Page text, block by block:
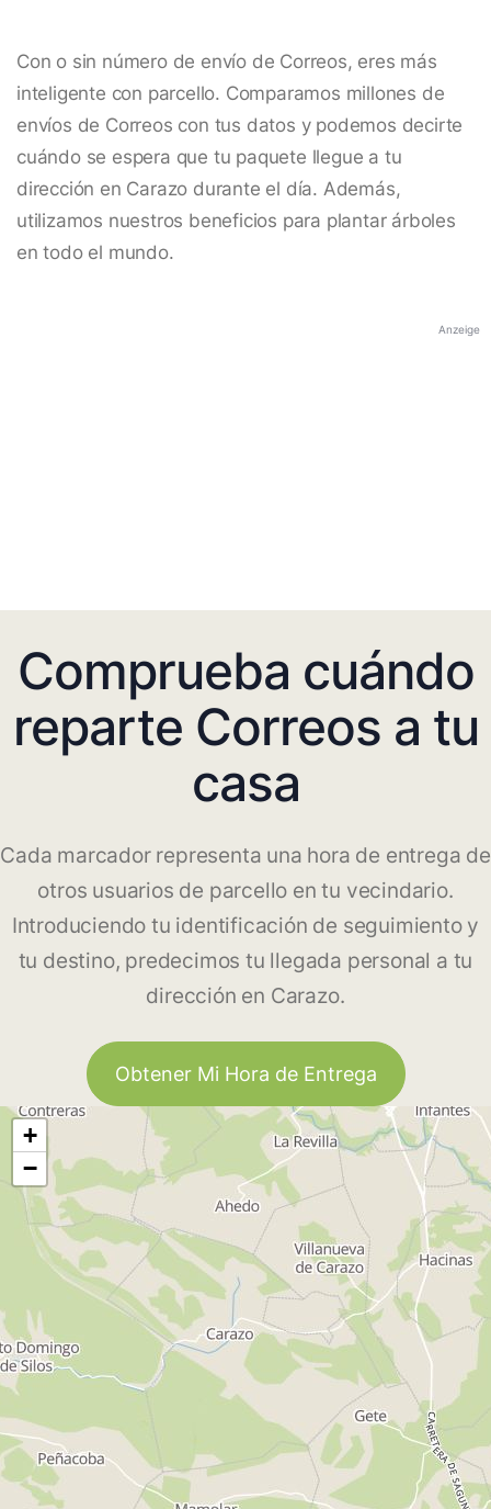
Con o sin número de envío de Correos, eres más
inteligente con parcello. Comparamos millones de
envíos de Correos con tus datos y podemos decirte
cuándo se espera que tu paquete llegue a tu
dirección en Carazo durante el día. Además,
utilizamos nuestros beneficios para plantar árboles
en todo el mundo.
Anzeige
Comprueba cuándo
reparte Correos a tu
casa
Cada marcador representa una hora de entrega de
otros usuarios de parcello en tu vecindario.
Introduciendo tu identificación de seguimiento y
tu destino, predecimos tu llegada personal a tu
dirección en Carazo.
Obtener Mi Hora de Entrega
+
−